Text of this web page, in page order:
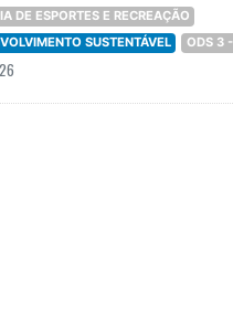
DE ESPORTES E RECREAÇÃO
SUSTENTÁVEL
ODS 3